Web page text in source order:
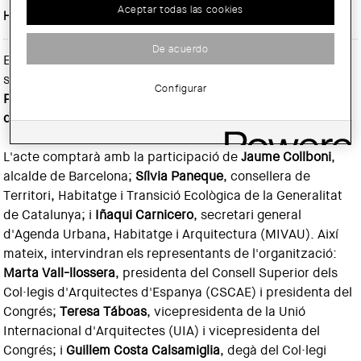
Horario :
El proper
seu del Col·legi d'Arquitectes de Catalunya a Barcelona la
Presentació oficial del programa del Congrés Mundial
d'Arquitectes de la UIA 2026 Barcelona(UIA2026BCN).
L'acte comptarà amb la participació deJaume Collboni,
alcalde de Barcelona; Sílvia Paneque, consellera de
Territori, Habitatge i Transició Ecològica de la Generalitat
de Catalunya; i Iñaqui Carnicero, secretari general
d'Agenda Urbana, Habitatge i Arquitectura (MIVAU). Així
mateix, intervindran els representants de l'organització:
Marta Vall-llossera, presidenta del Consell Superior dels
Col·legis d'Arquitectes d'Espanya (CSCAE) i presidenta del
Congrés;Teresa Táboas, vicepresidenta de la Unió
Internacional d'Arquitectes (UIA) i vicepresidenta del
Congrés; i Guillem Costa Calsamiglia, degà del Col·legi
Aceptar todas las cookies
De acuerdo
Configurar